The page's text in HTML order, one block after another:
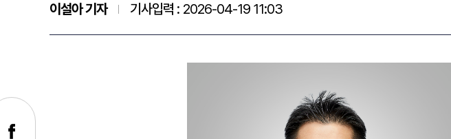
이설아 기자 기사입력 : 2026-04-19 11:03